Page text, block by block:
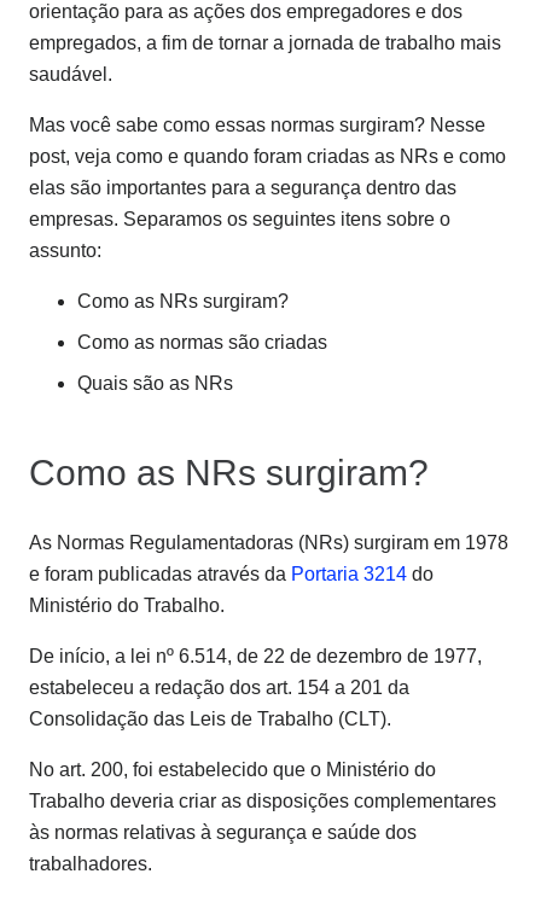
orientação para as ações dos empregadores e dos
empregados, a fim de tornar a jornada de trabalho mais
saudável.
Mas você sabe como essas normas surgiram? Nesse
post, veja como e quando foram criadas as NRs e como
elas são importantes para a segurança dentro das
empresas. Separamos os seguintes itens sobre o
assunto:
Como as NRs surgiram?
Como as normas são criadas
Quais são as NRs
Como as NRs surgiram?
As Normas Regulamentadoras (NRs) surgiram em 1978
e foram publicadas através da Portaria 3214 do
Ministério do Trabalho.
De início, a lei nº 6.514, de 22 de dezembro de 1977,
estabeleceu a redação dos art. 154 a 201 da
Consolidação das Leis de Trabalho (CLT).
No art. 200, foi estabelecido que o Ministério do
Trabalho deveria criar as disposições complementares
às normas relativas à segurança e saúde dos
trabalhadores.